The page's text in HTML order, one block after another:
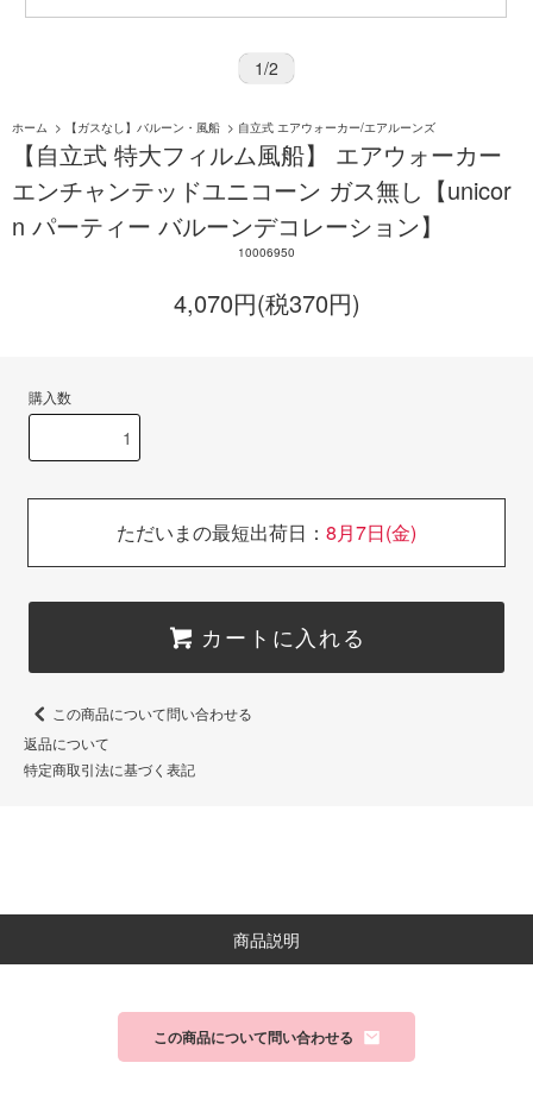
1/2
ホーム > 【ガスなし】バルーン・風船 > 自立式 エアウォーカー/エアルーンズ
【自立式 特大フィルム風船】 エアウォーカー
エンチャンテッドユニコーン ガス無し【unicor
n パーティー バルーンデコレーション】
10006950
4,070円(税370円)
購入数
ただいまの最短出荷日： 8月7日(金)
カートに入れる
この商品について問い合わせる
返品について
特定商取引法に基づく表記
商品説明
この商品について問い合わせる